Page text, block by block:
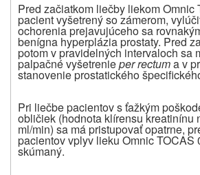
Pred začiatkom liečby liekom Omnic
pacient vyšetrený so zámerom,
ochorenia prejavujúceho sa
benígna hyperplázia prostaty. Pred
potom v pravidelných intervaloch sa
palpačné vyšetrenieper rectuma v
stanovenie prostatického
Pri liečbe pacientov s ťažkým
obličiek (hodnota klírensu kreatinínu
ml/min) sa má pristupovať opatrne,
pacientov vplyv lieku Omnic TOCAS
skúmaný.